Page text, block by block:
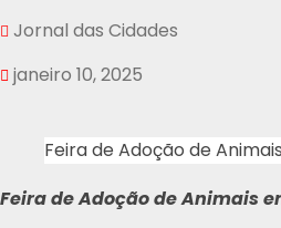
Jornal das Cidades
janeiro 10, 2025
Feira de Adoção de
Feira de Adoção de Animais